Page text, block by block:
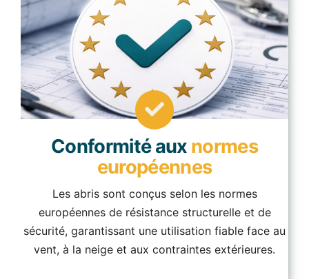
Conformité aux normes
européennes
Les abris sont conçus selon les normes
européennes de résistance structurelle et de
sécurité, garantissant une utilisation fiable face au
vent, à la neige et aux contraintes extérieures.